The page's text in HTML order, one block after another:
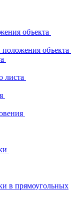
объекта
объекта
листа
в прямоугольных